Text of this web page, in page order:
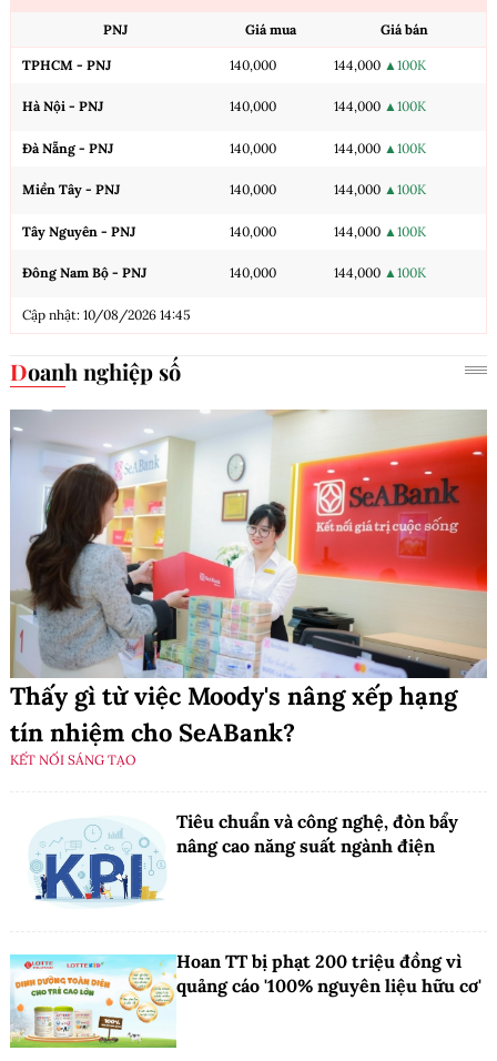
PNJ Giá mua Giá bán
TPHCM - PNJ 140,000 144,000 ▲100K
Hà Nội - PNJ 140,000 144,000 ▲100K
Đà Nẵng - PNJ 140,000 144,000 ▲100K
Miền Tây - PNJ 140,000 144,000 ▲100K
Tây Nguyên - PNJ 140,000 144,000 ▲100K
Đông Nam Bộ - PNJ 140,000 144,000 ▲100K
Cập nhật: 10/08/2026 14:45
Doanh nghiệp số
Thấy gì từ việc Moody's nâng xếp hạng
tín nhiệm cho SeABank?
KẾT NỐI SÁNG TẠO
Tiêu chuẩn và công nghệ, đòn bẩy
nâng cao năng suất ngành điện
Hoan TT bị phạt 200 triệu đồng vì
quảng cáo '100% nguyên liệu hữu cơ'